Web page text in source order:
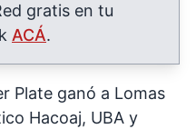
gratis en tu
ACÁ.
Plate ganó a Lomas
Hacoaj, UBA y